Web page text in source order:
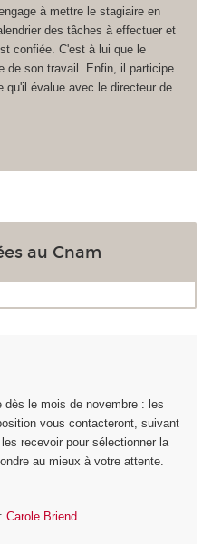
à mettre le stagiaire en
des tâches à effectuer et
confiée. C'est à lui que le
de son travail. Enfin, il participe
qu'il évalue avec le directeur de
au Cnam
dès le mois de novembre : les
vous contacteront, suivant
recevoir pour sélectionner la
au mieux à votre attente.
Carole Briend